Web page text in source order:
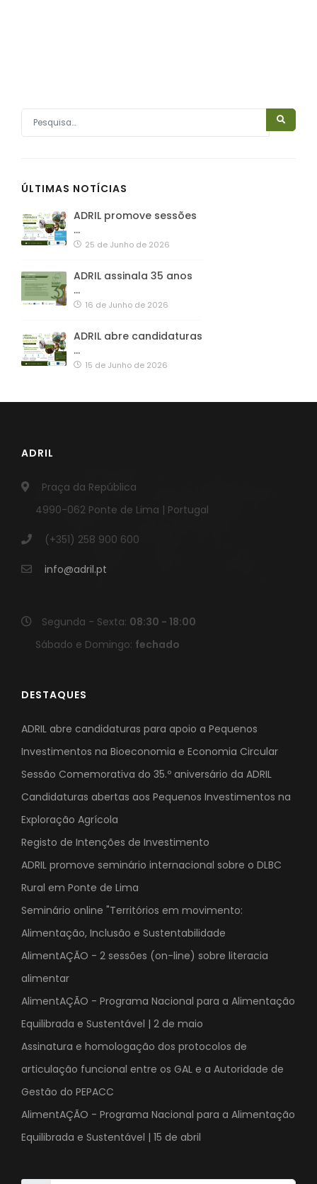
ÚLTIMAS NOTÍCIAS
ADRIL promove sessões
…
25 de Junho de 2026
ADRIL assinala 35 anos
…
16 de Junho de 2026
ADRIL abre candidaturas
…
15 de Junho de 2026
ADRIL
Praça da República
4990-062 Ponte de Lima | Portugal
(+351) 258 900 600
info@adril.pt
Segunda - Sexta: 08:30 - 18:00
Sábado e Domingo: fechado
DESTAQUES
ADRIL abre candidaturas para apoio a Pequenos
Investimentos na Bioeconomia e Economia Circular
Sessão Comemorativa do 35.º aniversário da ADRIL
Candidaturas abertas aos Pequenos Investimentos na
Exploração Agrícola
Registo de Intenções de Investimento
ADRIL promove seminário internacional sobre o DLBC
Rural em Ponte de Lima
Seminário online "Territórios em movimento:
Alimentação, Inclusão e Sustentabilidade
AlimentAÇÃO - 2 sessões (on-line) sobre literacia
alimentar
AlimentAÇÃO - Programa Nacional para a Alimentação
Equilibrada e Sustentável | 2 de maio
Assinatura e homologação dos protocolos de
articulação funcional entre os GAL e a Autoridade de
Gestão do PEPACC
AlimentAÇÃO - Programa Nacional para a Alimentação
Equilibrada e Sustentável | 15 de abril